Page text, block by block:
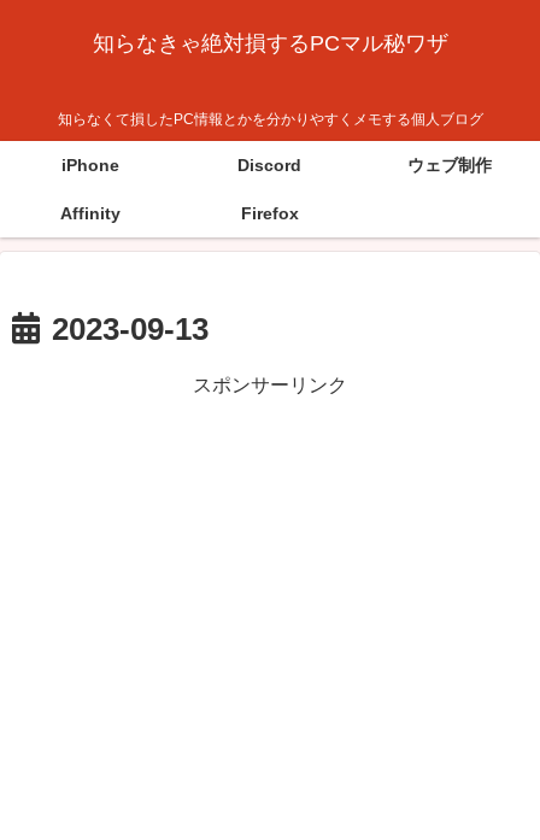
知らなきゃ絶対損するPCマル秘ワザ
知らなくて損したPC情報とかを分かりやすくメモする個人ブログ
iPhone Discord ウェブ制作
Affinity Firefox
2023-09-13
スポンサーリンク